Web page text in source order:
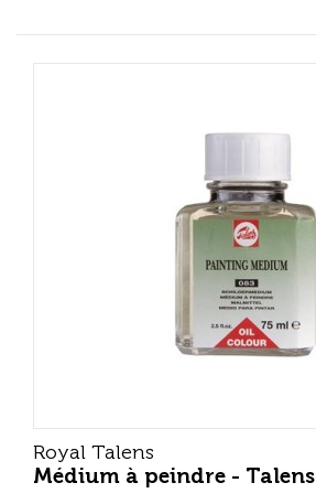
Royal Talens
Médium à peindre - Talens